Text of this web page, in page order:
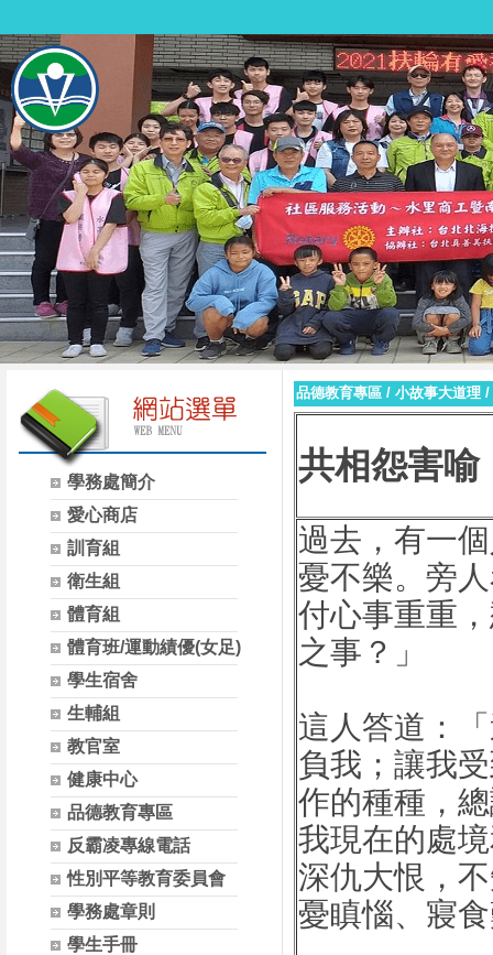
學務處簡介
愛心商店
訓育組
衛生組
體育組
體育班/運動績優(女足)
學生宿舍
生輔組
教官室
健康中心
品德教育專區
反霸凌專線電話
性別平等教育委員會
學務處章則
學生手冊
品德教育專區 / 小故事大道理 /
共相怨害喻
過去，有一
憂不樂。旁
付心事重重
之事？」
這人答道：
負我；讓我
作的種種，
我現在的處
深仇大恨，
憂瞋惱、寢